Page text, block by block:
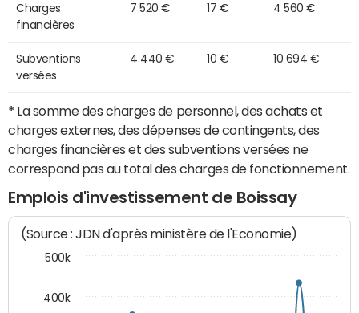
Charges
financières
7 520 € 17 € 4 560 €
Subventions
versées
4 440 € 10 € 10 694 €
* La somme des charges de personnel, des achats et
charges externes, des dépenses de contingents, des
charges financières et des subventions versées ne
correspond pas au total des charges de fonctionnement.
Emplois d'investissement de Boissay
(Source : JDN d'après ministère de l'Economie)
400k
500k